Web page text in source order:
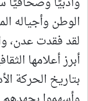
الوطن وأجياله
لقد فقدت عدن،
أبرز أعلامها
بتاريخ الحركة